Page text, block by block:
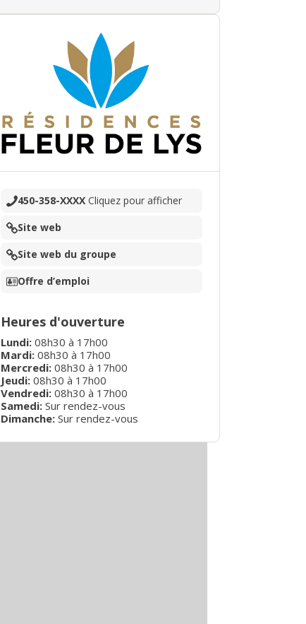
450-358-XXXX Cliquez pour afficher
Site web
Site web du groupe
Offre d’emploi
Heures d'ouverture
Lundi: 08h30 à 17h00
Mardi: 08h30 à 17h00
Mercredi: 08h30 à 17h00
Jeudi: 08h30 à 17h00
Vendredi: 08h30 à 17h00
Samedi: Sur rendez-vous
Dimanche: Sur rendez-vous